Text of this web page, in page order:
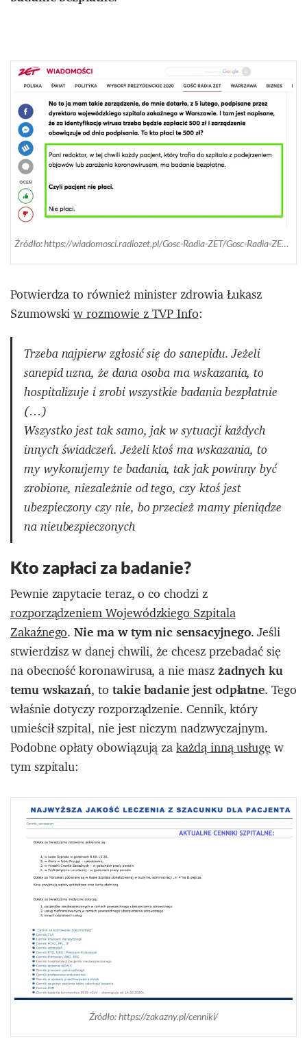
Źródło: https://wiadomosci.radiozet.pl/Gosc-Radia-ZET/Gosc-Radia-ZET.-Waldemar-Kraska-u-Beaty-Lubeckiej.-25.02.2020
Potwierdza to również minister zdrowia Łukasz
Szumowskiw rozmowie z TVP Info:
Trzeba najpierw zgłosić się do sanepidu. Jeżeli
sanepid uzna, że dana osoba ma wskazania, to
hospitalizuje i zrobi wszystkie badania bezpłatnie
(…)
Wszystko jest tak samo, jak w sytuacji każdych
innych świadczeń. Jeżeli ktoś ma wskazania, to
my wykonujemy te badania, tak jak powinny być
zrobione, niezależnie od tego, czy ktoś jest
ubezpieczony czy nie, bo przecież mamy pieniądze
na nieubezpieczonych
Kto zapłaci za badanie?
Pewnie zapytacie teraz, o co chodzi z
rozporządzeniem Wojewódzkiego Szpitala
Zakaźnego.Nie ma w tym nic sensacyjnego. Jeśli
stwierdzisz w danej chwili, że chcesz przebadać się
na obecność koronawirusa, a nie maszżadnych ku
temu wskazań, totakie badanie jest odpłatne. Tego
właśnie dotyczy rozporządzenie. Cennik, który
umieścił szpital, nie jest niczym nadzwyczajnym.
Podobne opłaty obowiązują zakażdą inną usługęw
tym szpitalu:
Źródło: https://zakazny.pl/cenniki/